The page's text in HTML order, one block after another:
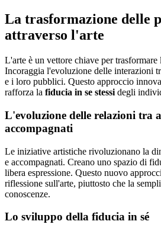
La trasformazione delle
attraverso l'arte
L'arte è un vettore chiave per trasformare
Incoraggia l'evoluzione delle interazioni
e i loro pubblici. Questo approccio
rafforza la fiducia in se stessi degli
L'evoluzione delle relazioni tra
accompagnati
Le iniziative artistiche rivoluzionano la
e accompagnati. Creano uno spazio di
libera espressione. Questo nuovo
riflessione sull'arte, piuttosto che la
conoscenze.
Lo sviluppo della fiducia in sé